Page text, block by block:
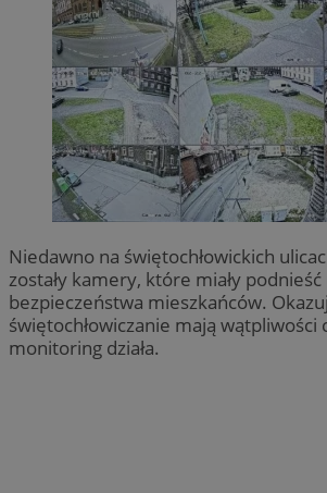
Niedawno na świętochłowickich
zostały kamery, które miały
bezpieczeństwa mieszkańców.
świętochłowiczanie mają wątpliwości
monitoring działa.